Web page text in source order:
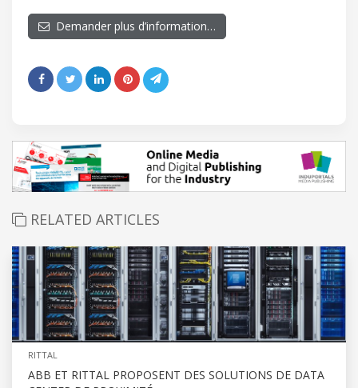
Demander plus d’information…
RELATED ARTICLES
RITTAL
ABB ET RITTAL PROPOSENT DES SOLUTIONS DE DATA